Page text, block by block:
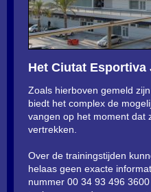
Het Ciutat Esportiva
Zoals hierboven gemeld
biedt het complex de
vangen op het moment dat
vertrekken.
Over de trainingstijden
helaas geen exacte
nummer 00 34 93 496